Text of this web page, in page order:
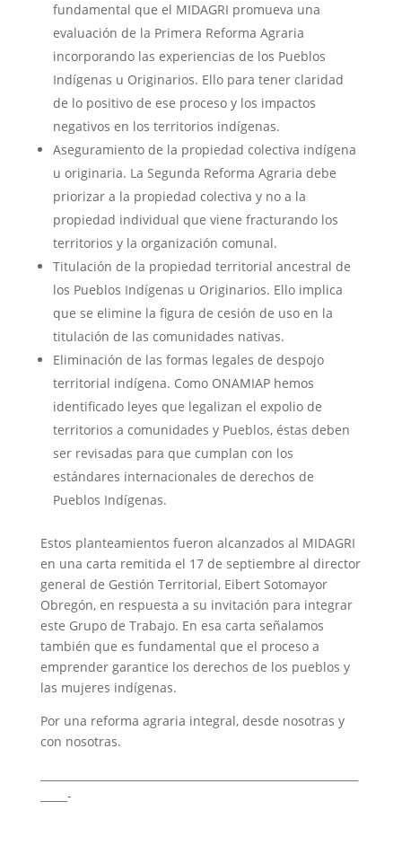
fundamental que el MIDAGRI promueva una
evaluación de la Primera Reforma Agraria
incorporando las experiencias de los Pueblos
Indígenas u Originarios. Ello para tener claridad
de lo positivo de ese proceso y los impactos
negativos en los territorios indígenas.
Aseguramiento de la propiedad colectiva indígena
u originaria. La Segunda Reforma Agraria debe
priorizar a la propiedad colectiva y no a la
propiedad individual que viene fracturando los
territorios y la organización comunal.
Titulación de la propiedad territorial ancestral de
los Pueblos Indígenas u Originarios. Ello implica
que se elimine la figura de cesión de uso en la
titulación de las comunidades nativas.
Eliminación de las formas legales de despojo
territorial indígena. Como ONAMIAP hemos
identificado leyes que legalizan el expolio de
territorios a comunidades y Pueblos, éstas deben
ser revisadas para que cumplan con los
estándares internacionales de derechos de
Pueblos Indígenas.
Estos planteamientos fueron alcanzados al MIDAGRI
en una carta remitida el 17 de septiembre al director
general de Gestión Territorial, Eibert Sotomayor
Obregón, en respuesta a su invitación para integrar
este Grupo de Trabajo. En esa carta señalamos
también que es fundamental que el proceso a
emprender garantice los derechos de los pueblos y
las mujeres indígenas.
Por una reforma agraria integral, desde nosotras y
con nosotras.
_____-